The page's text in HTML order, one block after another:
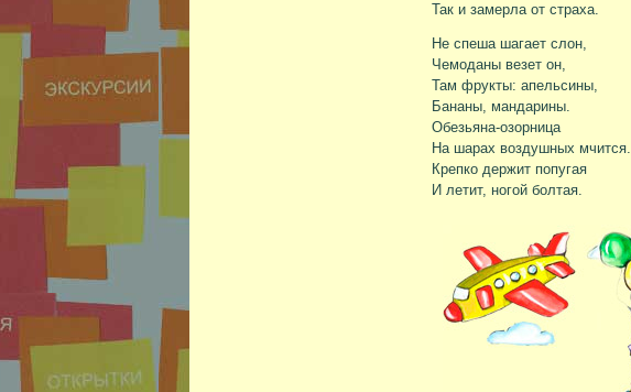
Так и замерла от страха.
Не спеша шагает слон,
Чемоданы везет он,
Там фрукты: апельсины,
Бананы, мандарины.
Обезьяна-озорница
На шарах воздушных мчится.
Крепко держит попугая
И летит, ногой болтая.